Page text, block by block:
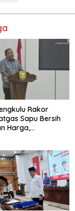
Rakor
Sapu Bersih
Harga,